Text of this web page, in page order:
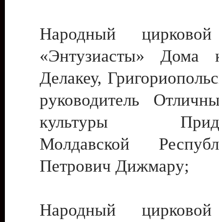
Народный цирковой
«Энтузиасты» Дома
Делакеу,
руководитель
культуры
Молдавской
Петрович Дижмару;
Народный цирковой